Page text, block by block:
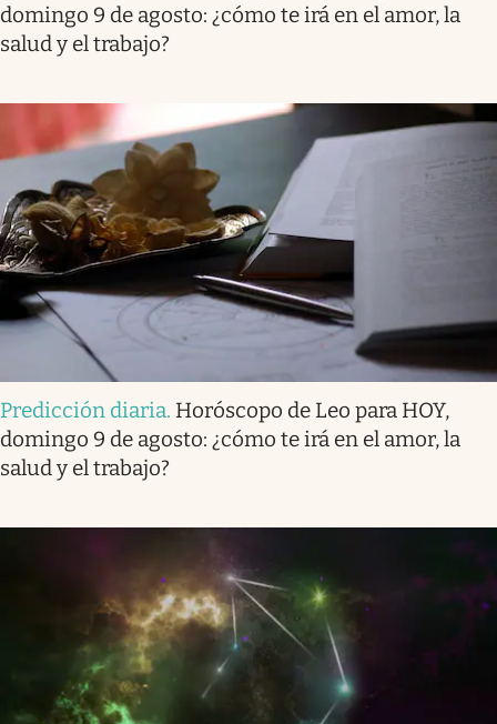
domingo 9 de agosto: ¿cómo te irá en el amor, la
salud y el trabajo?
Predicción diaria. Horóscopo de Leo para HOY,
domingo 9 de agosto: ¿cómo te irá en el amor, la
salud y el trabajo?